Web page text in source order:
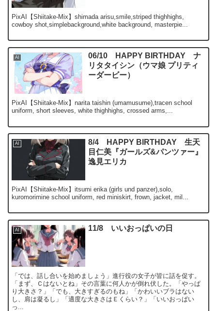
PixAI【Shiitake-Mix】shimada arisu,smile,striped thighhighs,
cowboy shot,simplebackground,white background, masterpie...
AI
06/10 HAPPY BIRTHDAY ナ
リタタイシン（ウマ娘 プリティ
ーダービー）
PixAI【Shiitake-Mix】narita taishin (umamusume),tracen school
uniform, short sleeves, white thighhighs, crossed arms,...
AI
8/4 HAPPY BIRTHDAY 生天
目仁美『ガールズ&パンツァー』
逸見エリカ
PixAI【Shiitake-Mix】itsumi erika (girls und panzer),solo,
kuromorimine school uniform, red miniskirt, frown, jacket, mil...
AI 11/8 いいおっぱいの日
「では、話し合いを始めましょう」進行役の女子が皆に話を促す。
「まず、Ｃはないとね」その言葉に何人かが倒れ伏した。「やっぱ
り大きさ？」「でも、大きすぎるのもね」「かわいいブラはない
し、肩は凝るし」「適度な大きさはＥくらい？」「いいおっぱい
っ...